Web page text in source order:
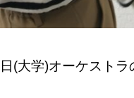
日(大学)オーケスト